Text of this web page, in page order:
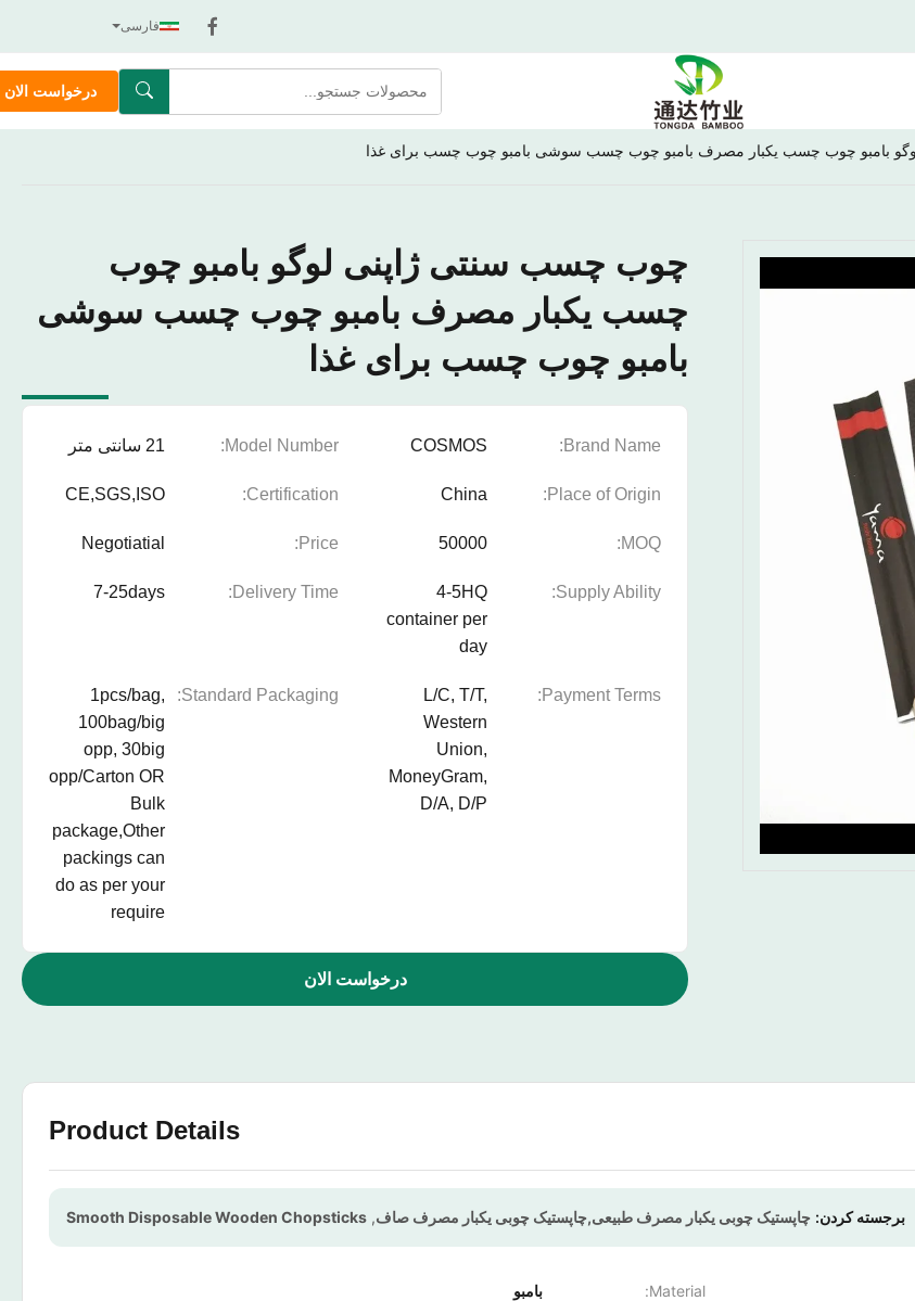
فارسی
درخواست الان
بامبو چوب چسب یکبار مصرف بامبو چوب چسب سوشی بامبو چوب چسب برای غذا
چوب چسب سنتی ژاپنی لوگو بامبو چوب
چسب یکبار مصرف بامبو چوب چسب سوشی
بامبو چوب چسب برای غذا
Brand Name:
COSMOS
Model Number: 21 سانتی متر
Place of Origin:
China
Certification:
CE,SGS,ISO
MOQ:
50000
Price:
Negotiatial
Supply Ability:
4-5HQ
container per
day
Delivery Time:
7-25days
Payment Terms:
L/C, T/T,
Western
Union,
MoneyGram,
D/A, D/P
Standard Packaging:
1pcs/bag,
100bag/big
opp, 30big
opp/Carton OR
Bulk
package,Other
packings can
do as per your
require
درخواست الان
Product Details
برجسته کردن: چاپستیک چوبی یکبار مصرف طبیعی,چاپستیک چوبی یکبار مصرف صاف,
Smooth Disposable Wooden Chopsticks
Material: بامبو